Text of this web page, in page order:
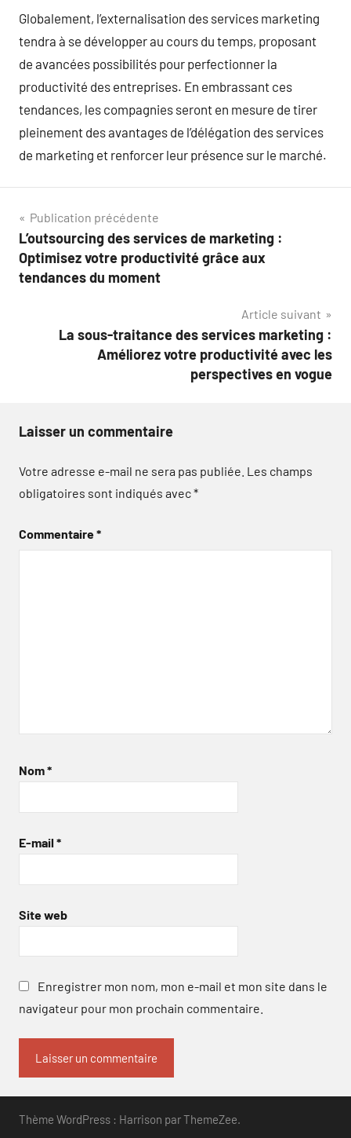
Globalement, l’externalisation des services marketing
tendra à se développer au cours du temps, proposant
de avancées possibilités pour perfectionner la
productivité des entreprises. En embrassant ces
tendances, les compagnies seront en mesure de tirer
pleinement des avantages de l’délégation des services
de marketing et renforcer leur présence sur le marché.
Navigation
de
l’article
Publication précédente
L’outsourcing des services de marketing :
Optimisez votre productivité grâce aux
tendances du moment
Article suivant
La sous-traitance des services marketing :
Améliorez votre productivité avec les
perspectives en vogue
Laisser un commentaire
Votre adresse e-mail ne sera pas publiée. Les champs
obligatoires sont indiqués avec*
Commentaire*
Nom*
E-mail *
Site web
Enregistrer mon nom, mon e-mail et mon site dans le
navigateur pour mon prochain commentaire.
Thème WordPress : Harrison par ThemeZee.